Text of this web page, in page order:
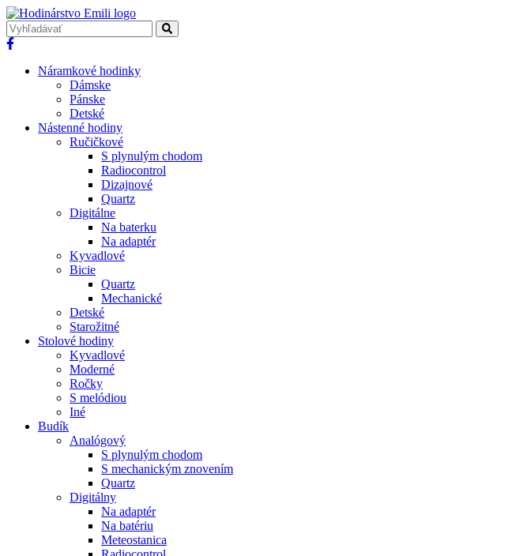
Náramkové hodinky
Dámske
Pánske
Detské
Nástenné hodiny
Ručičkové
S plynulým chodom
Radiocontrol
Dizajnové
Quartz
Digitálne
Na baterku
Na adaptér
Kyvadlové
Bicie
Quartz
Mechanické
Detské
Starožitné
Stolové hodiny
Kyvadlové
Moderné
Ročky
S melódiou
Iné
Budík
Analógový
S plynulým chodom
S mechanickým znovením
Quartz
Digitálny
Na adaptér
Na batériu
Meteostanica